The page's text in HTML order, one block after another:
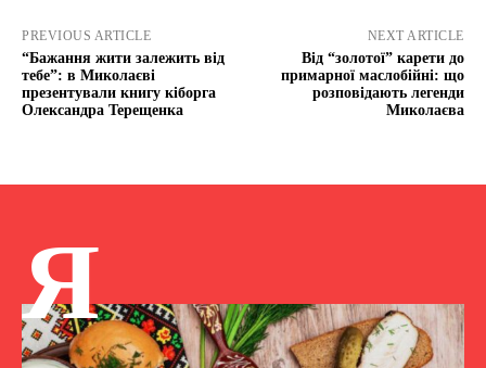
PREVIOUS ARTICLE
“Бажання жити залежить від
тебе”: в Миколаєві
презентували книгу кіборга
Олександра Терещенка
NEXT ARTICLE
Від “золотої” карети до
примарної маслобійні: що
розповідають легенди
Миколаєва
Я